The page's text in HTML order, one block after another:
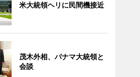
米大統領ヘリに民間機接近
茂木外相、パナマ大統領と
会談